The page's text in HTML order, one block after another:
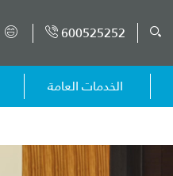
600525252
الخدمات العامة